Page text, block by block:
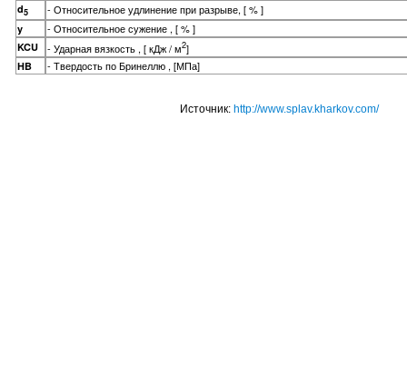
d5 - Относительное удлинение при разрыве, [ % ]
y - Относительное сужение , [ % ]
KCU - Ударная вязкость , [ кДж / м2]
HB - Твердость по Бринеллю , [МПа]
Источник: http://www.splav.kharkov.com/